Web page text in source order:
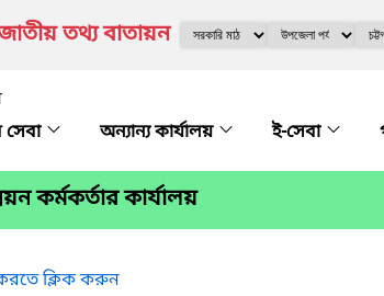
তথ্য বাতায়ন
অন্যান্য কার্যালয় ই-সেবা
কর্মকর্তার কার্যালয়
ক্লিক করুন